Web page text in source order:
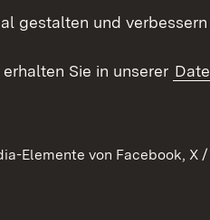
Staatsanwaltschaften
gestalten und
Sie in unserer
Elemente von Facebook,